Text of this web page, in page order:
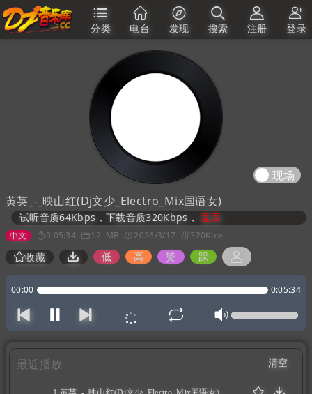
分类 电台 发现 搜索 注册 登录
现场
黄英_-_映山红(Dj文少_Electro_Mix国语女)
试听音质64Kbps，下载音质320Kbps，返回
中文 0:05:34 12. MB 2026/3/17 320Kbps
收藏 低 高 赞 踩
00:00 0:05:34
最近播放 清空